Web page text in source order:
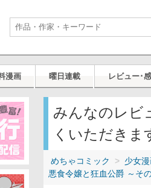
漫画 曜日連載 レビュー･
みんなのレビ
くいただきま
めちゃコミック 少女
悪食令嬢と狂血公爵 ～そ